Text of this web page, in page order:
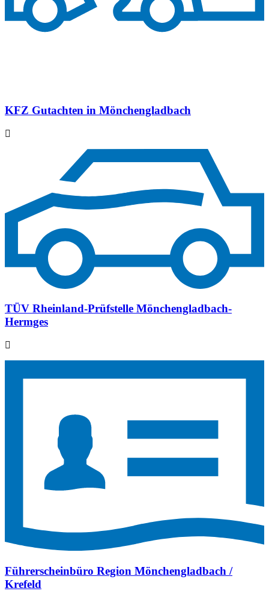
KFZ Gutachten in Mönchengladbach
TÜV Rheinland-Prüfstelle Mönchengladbach-
Hermges
Führerscheinbüro Region Mönchengladbach /
Krefeld